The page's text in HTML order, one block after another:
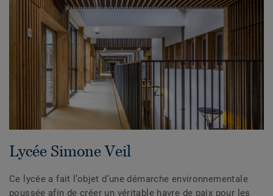
Lycée Simone Veil
Ce lycée a fait l’objet d’une démarche environnementale
poussée afin de créer un véritable havre de paix pour les